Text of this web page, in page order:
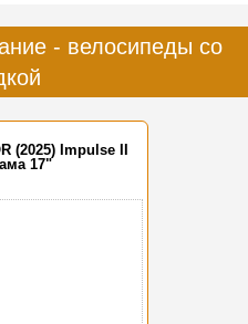
- велосипеды со
(2025) Impulse II
17"